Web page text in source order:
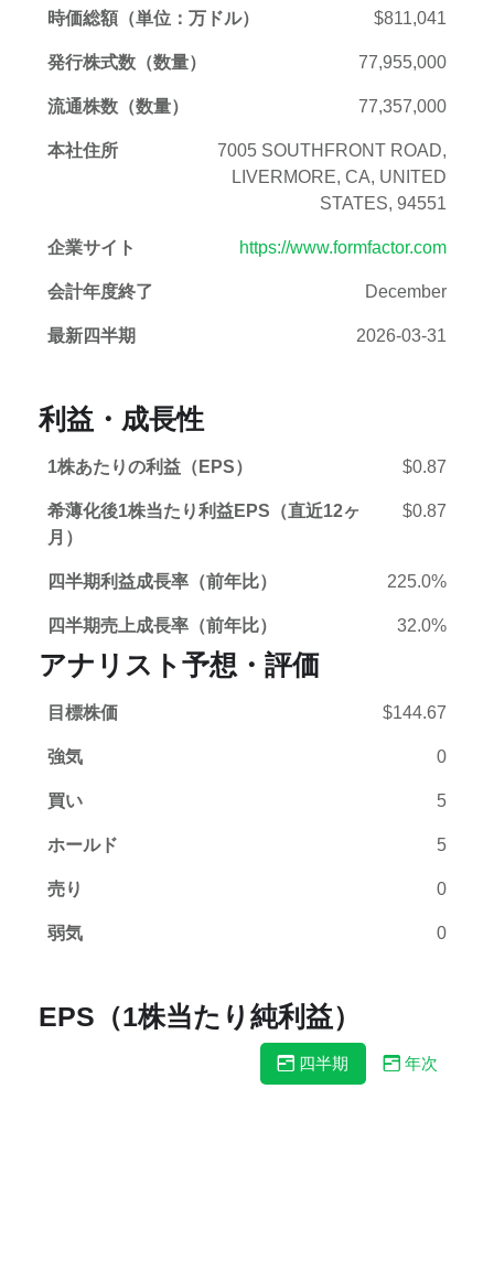
時価総額（単位：万ドル） $811,041
発行株式数（数量） 77,955,000
流通株数（数量） 77,357,000
本社住所
7005 SOUTHFRONT ROAD,
LIVERMORE, CA, UNITED
STATES, 94551
企業サイト https://www.formfactor.com
会計年度終了 December
最新四半期 2026-03-31
利益・成長性
1株あたりの利益（EPS） $0.87
希薄化後1株当たり利益EPS（直近12ヶ
月）
$0.87
四半期利益成長率（前年比） 225.0%
四半期売上成長率（前年比） 32.0%
アナリスト予想・評価
目標株価 $144.67
強気 0
買い 5
ホールド 5
売り 0
弱気 0
EPS（1株当たり純利益）
四半期 年次